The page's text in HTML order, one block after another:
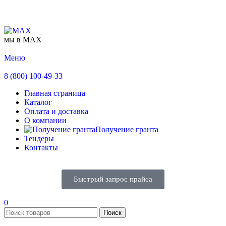
мы в MAX
Меню
8 (800) 100-49-33
Главная страница
Каталог
Оплата и доставка
О компании
Получение гранта
Тендеры
Контакты
Быстрый запрос прайса
0
Поиск